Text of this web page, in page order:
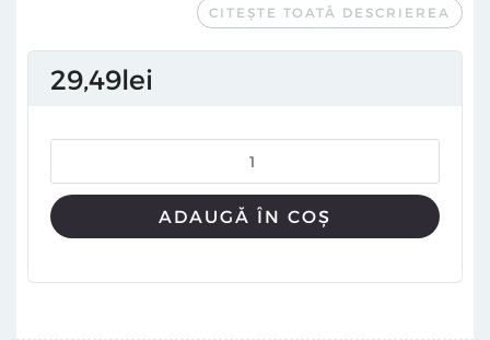
să lucrezi de pe plajă via Skype. Cel puţin, atunci când
trebuie să te trezeşti într-o dimineaţă de weekend sau
când trebuie să prinzi acel ultim zbor sumbru din ziua
Într-o epocă a confuziei morale şi practice, cărţile de
autocunoaştere au nevoie iminentă de regândire şi
reabilitare. Colecţia The School of Life susţine această
CITEȘTE TOATĂ DESCRIEREA
2949lei
ADAUGĂ ÎN COȘ